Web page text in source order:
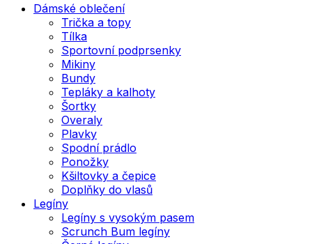
Dámské oblečení
Trička a topy
Tílka
Sportovní podprsenky
Mikiny
Bundy
Tepláky a kalhoty
Šortky
Overaly
Plavky
Spodní prádlo
Ponožky
Kšiltovky a čepice
Doplňky do vlasů
Legíny
Legíny s vysokým pasem
Scrunch Bum legíny